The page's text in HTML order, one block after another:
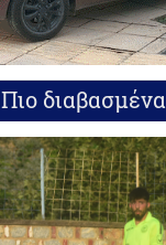
Πιο διαβασμένα